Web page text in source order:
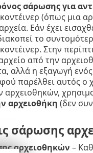
σάρωσης για
κοντέινερ (όπως μια
Εάν έχει
το
κοντέινερ. Στην
από την
αλλά η εξαγωγή
παρέλθει αυτός ο
αρχειοθηκών,
αρχειοθήκη (δεν
σάρωσης
αρχειοθηκών –